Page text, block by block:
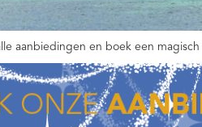
aanbiedingen en boek een